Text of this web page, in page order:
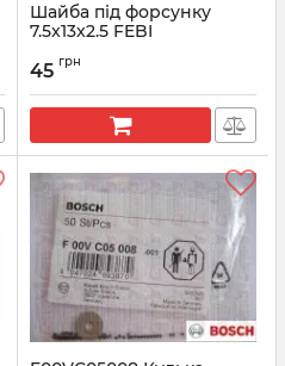
Шайба під форсунку
7.5x13x2.5 FEBI
45 грн